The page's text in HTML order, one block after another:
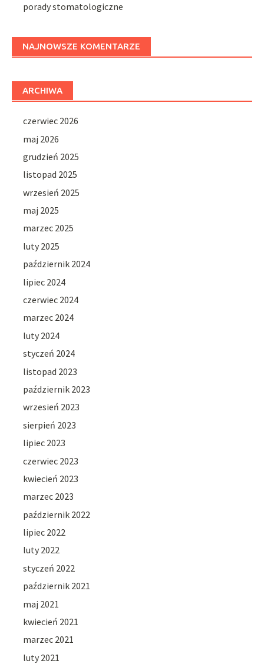
porady stomatologiczne
NAJNOWSZE KOMENTARZE
ARCHIWA
czerwiec 2026
maj 2026
grudzień 2025
listopad 2025
wrzesień 2025
maj 2025
marzec 2025
luty 2025
październik 2024
lipiec 2024
czerwiec 2024
marzec 2024
luty 2024
styczeń 2024
listopad 2023
październik 2023
wrzesień 2023
sierpień 2023
lipiec 2023
czerwiec 2023
kwiecień 2023
marzec 2023
październik 2022
lipiec 2022
luty 2022
styczeń 2022
październik 2021
maj 2021
kwiecień 2021
marzec 2021
luty 2021